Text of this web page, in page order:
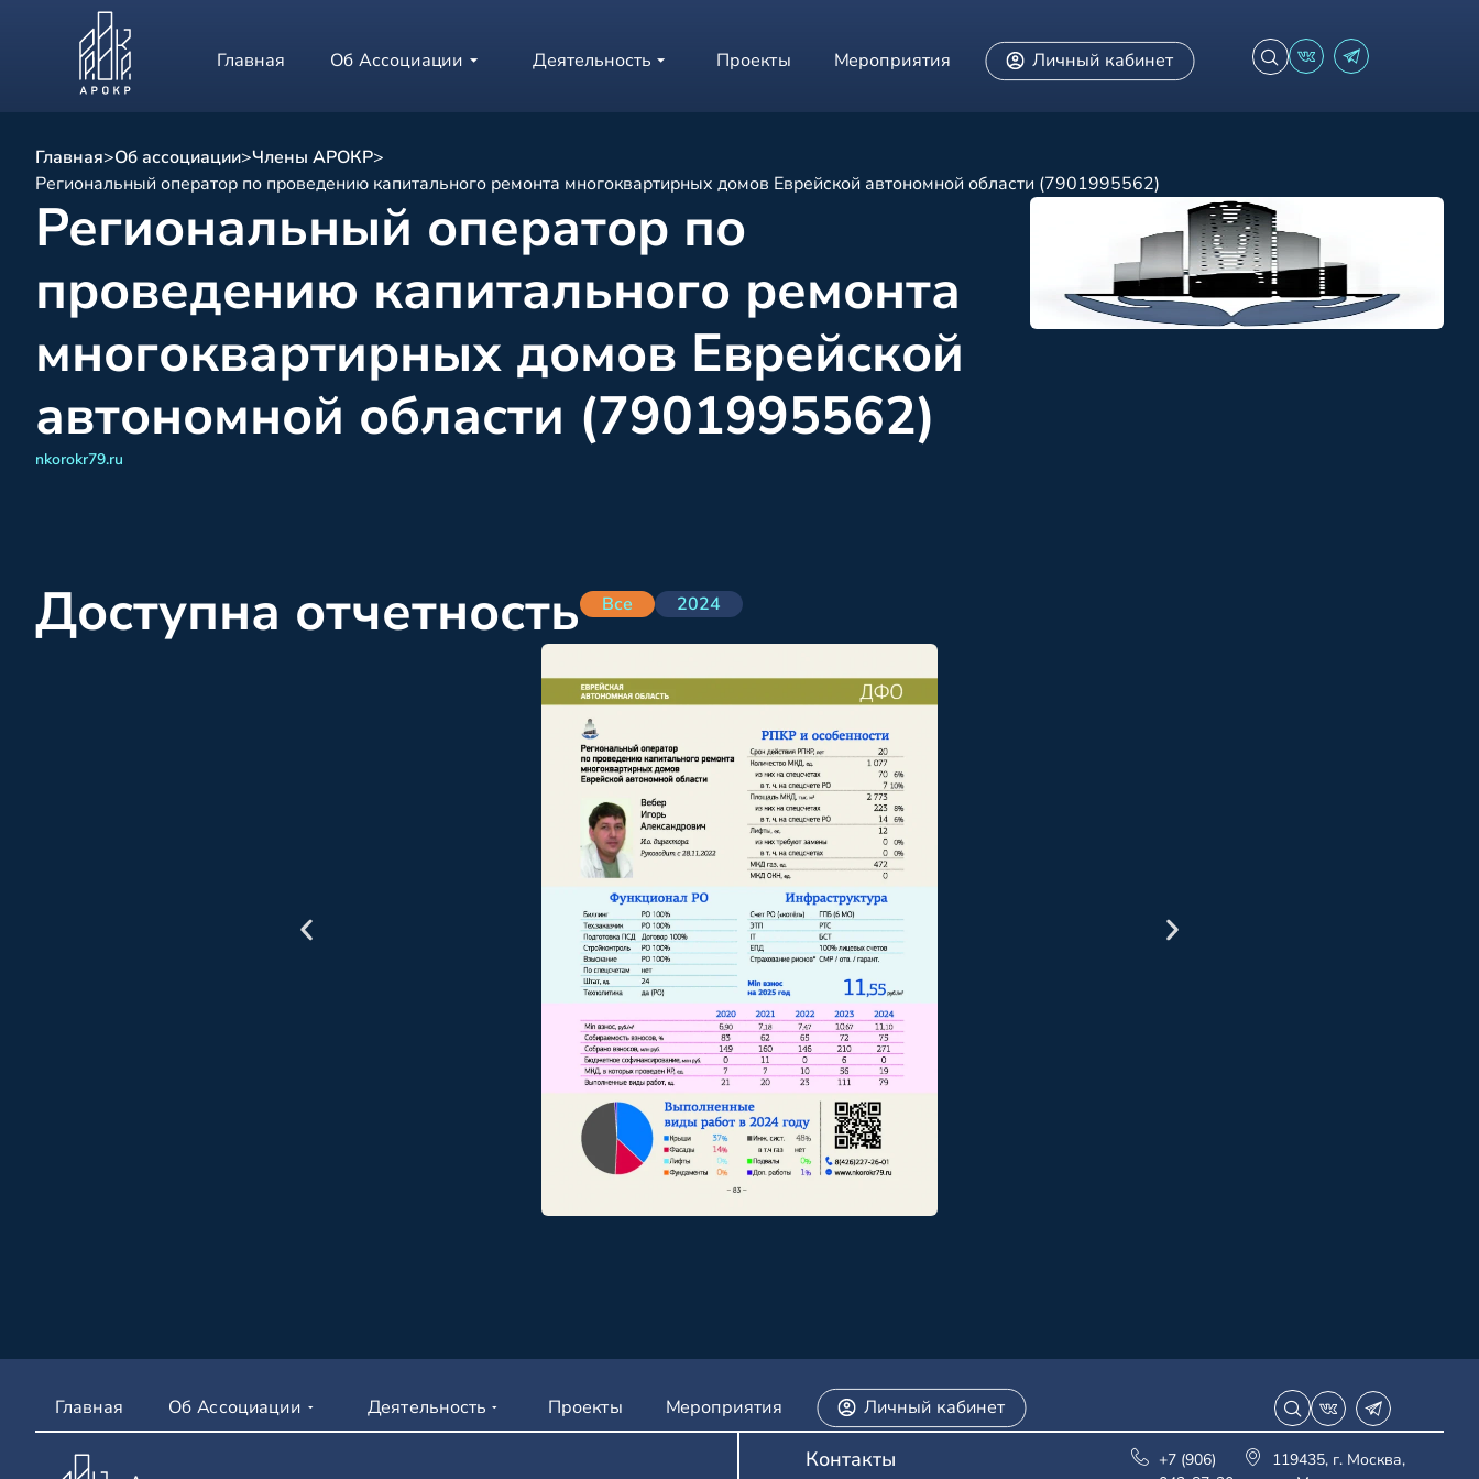
Главная Об Ассоциации Деятельность Проекты Мероприятия Личный кабинет
Главная>Об ассоциации>Члены АРОКР>
Региональный оператор по проведению капитального ремонта многоквартирных домов Еврейской автономной области (7901995562)
Региональный оператор по
проведению капитального ремонта
многоквартирных домов Еврейской
автономной области (7901995562)
nkorokr79.ru
Доступна отчетность Все 2024
Главная Об Ассоциации Деятельность Проекты Мероприятия Личный кабинет
Контакты
+7 (906)
119435, г. Москва,